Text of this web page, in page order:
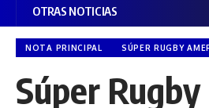
OTRAS NOTICIAS
NOTA PRINCIPAL SÚPER RUGBY
Súper Rugby